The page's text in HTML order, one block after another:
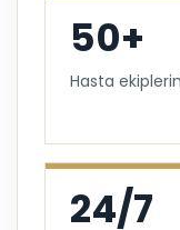
50+
Hasta
24/7